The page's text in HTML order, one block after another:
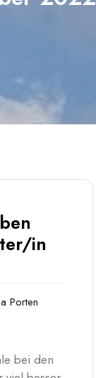
in
Porten
bei den